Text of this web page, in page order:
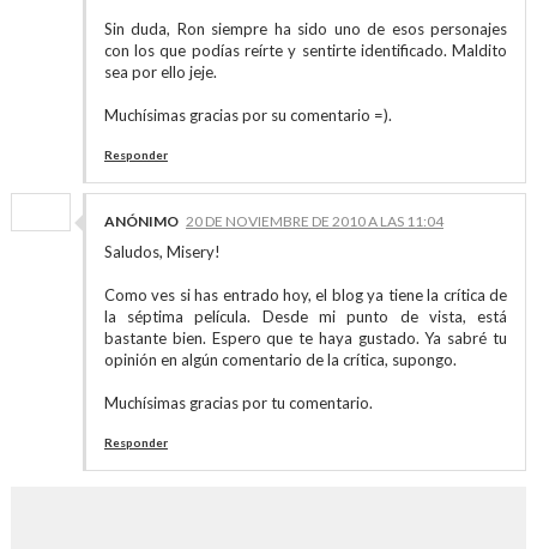
Sin duda, Ron siempre ha sido uno de esos personajes
con los que podías reírte y sentirte identificado. Maldito
sea por ello jeje.
Muchísimas gracias por su comentario =).
Responder
ANÓNIMO 20 DE NOVIEMBRE DE 2010 A LAS 11:04
Saludos, Misery!
Como ves si has entrado hoy, el blog ya tiene la crítica de
la séptima película. Desde mi punto de vista, está
bastante bien. Espero que te haya gustado. Ya sabré tu
opinión en algún comentario de la crítica, supongo.
Muchísimas gracias por tu comentario.
Responder